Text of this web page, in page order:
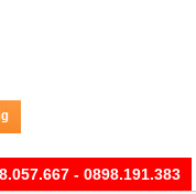
- 0898.191.383